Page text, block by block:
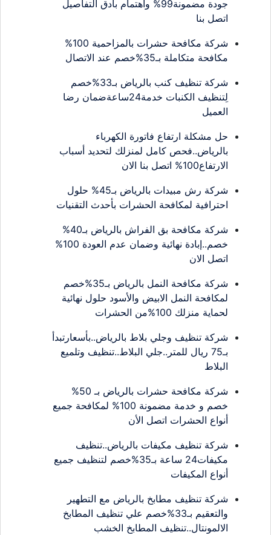
جودة مضمونة99% واهتمام بأدق التفاصيل
اتصل بنا
شركة مكافحة حشرات بالمزاحمية 100%
مكافحة متكاملة بـ35%خصم عند الاتصال
شركة تنظيف كنب بالرياض بـ33%خصم
لِتنظيف الكنبات خدمة24ساعةضمان رضا
العميل
حل مشكلة ارتفاع فاتورة الكهرباء
بالرياض..فحص كامل لمنزلك لتحديد أسباب
الارتفاع100% اتصل بنا الان
شركة رش مبيدات بالرياض بـ45% حلول
احترافية لمكافحة الحشرات بأحدث التقنيات
شركة مكافحة بق الفراش بالرياض بـ40%
خصم..إبادة نهائية وضمان عدم العودة 100%
اتصل الان
شركة مكافحة النمل بالرياض بـ35%خصم
لمكافحة النمل الابيض والأسود حلول نهائية
لحماية منزلك 100%من الحشرات
شركة تنظيف وجلي بلاط بالرياض..بأسعارتبدأ
بـ75 ريال للمتر..جلي البلاط..تنظيف وتلميع
البلاط
شركة مكافحة حشرات بالرياض بـ 50%
خصم و خدمة مضمونة 100% لمكافحة جميع
أنواع الحشرات اتصل الأن
شركة تنظيف مكيفات بالرياض..تنظيف
مكيفات24 ساعة بـ35%خصم لتنظيف جميع
أنواع المكيفات
شركة تنظيف مطابخ بالرياض مع التطهير
والتعقيم بـ33%خصم علي تنظيف المطابخ
الالمونتال..تنظيف المطابخ الخشب